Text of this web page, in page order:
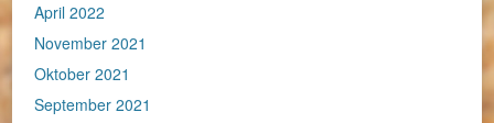
April 2022
November 2021
Oktober 2021
September 2021